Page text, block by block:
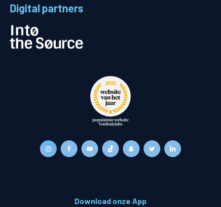
Digital partners
Download onze App